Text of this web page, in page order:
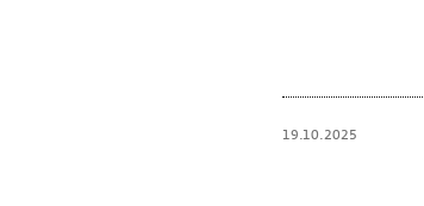
19.10.2025